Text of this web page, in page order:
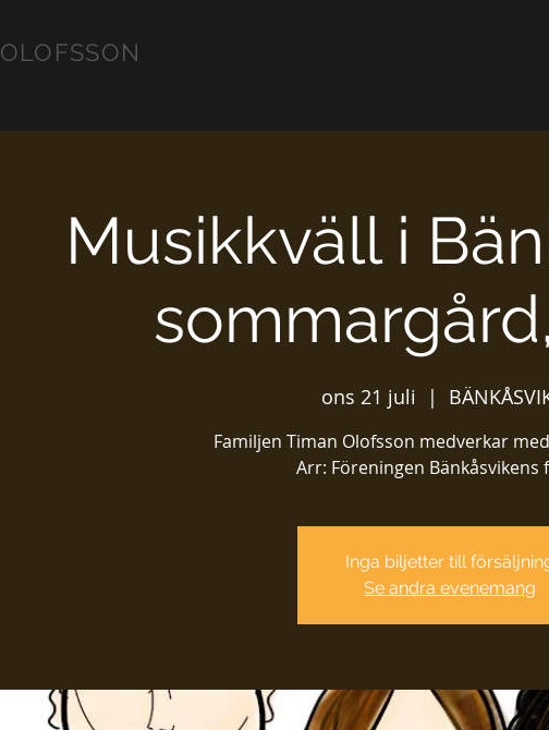
OLOFSSON
Musikkväll i
ons 21 juli
  |
Familjen Timan Olofsson medverkar
Arr: Föreningen Bänkåsvikens
Inga biljetter till
Se andra evenemang